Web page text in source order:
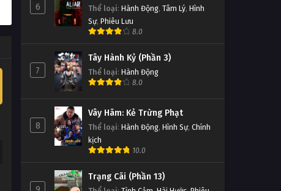
6 Thể loại: Hành Động, Tâm Lý, Hình
Sự, Phiêu Lưu
8.0
7
Tây Hành Kỷ (Phần 3)
Thể loại: Hành Động
8.0
8
Vây Hãm: Kẻ Trừng Phạt
Thể loại: Hành Động, Hình Sự, Chính
kịch
10.0
Trạng Cãi (Phần 13)